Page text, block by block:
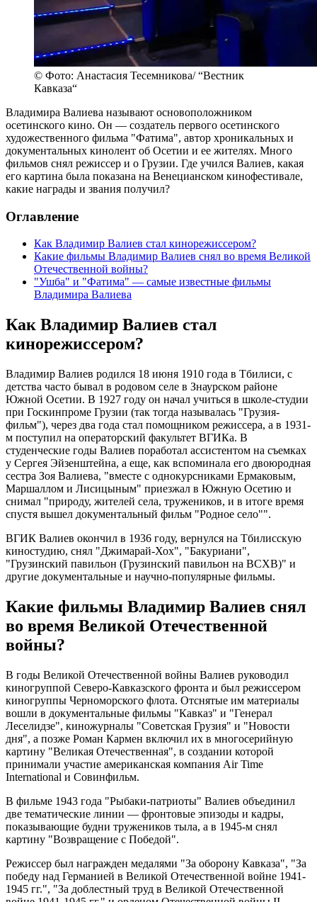
© Фото: Анастасия Тесемникова/ “Вестник
Кавказа“
Владимира Валиева называют основоположником
осетинского кино. Он — создатель первого осетинского
художественного фильма "Фатима", автор хроникальных и
документальных кинолент об Осетии и ее жителях. Много
фильмов снял режиссер и о Грузии. Где учился Валиев, какая
его картина была показана на Венецианском кинофестивале,
какие награды и звания получил?
Оглавление
Как Владимир Валиев стал кинорежиссером?
Какие фильмы Владимир Валиев снял во время Великой
Отечественной войны?
"Ушба" и "Фатима" — самые известные фильмы
Владимира Валиева
Как Владимир Валиев стал
кинорежиссером?
Владимир Валиев родился 18 июня 1910 года в Тбилиси, с
детства часто бывал в родовом селе в Знаурском районе
Южной Осетии. В 1927 году он начал учиться в школе-студии
при Госкинпроме Грузии (так тогда называлась "Грузия-
фильм"), через два года стал помощником режиссера, а в 1931-
м поступил на операторский факультет ВГИКа. В
студенческие годы Валиев поработал ассистентом на съемках
у Сергея Эйзенштейна, а еще, как вспоминала его двоюродная
сестра Зоя Валиева, "вместе с однокурсниками Ермаковым,
Маршаллом и Лисицыным" приезжал в Южную Осетию и
снимал "природу, жителей села, тружеников, и в итоге время
спустя вышел документальный фильм "Родное село"".
ВГИК Валиев окончил в 1936 году, вернулся на Тбилисскую
киностудию, снял "Джимарай-Хох", "Бакуриани",
"Грузинский павильон (Грузинский павильон на ВСХВ)" и
другие документальные и научно-популярные фильмы.
Какие фильмы Владимир Валиев снял
во время Великой Отечественной
войны?
В годы Великой Отечественной войны Валиев руководил
киногруппой Северо-Кавказского фронта и был режиссером
киногруппы Черноморского флота. Отснятые им материалы
вошли в документальные фильмы "Кавказ" и "Генерал
Леселидзе", киножурналы "Советская Грузия" и "Новости
дня", а позже Роман Кармен включил их в многосерийную
картину "Великая Отечественная", в создании которой
принимали участие американская компания Air Time
International и Совинфильм.
В фильме 1943 года "Рыбаки-патриоты" Валиев объединил
две тематические линии — фронтовые эпизоды и кадры,
показывающие будни тружеников тыла, а в 1945-м снял
картину "Возвращение с Победой".
Режиссер был награжден медалями "За оборону Кавказа", "За
победу над Германией в Великой Отечественной войне 1941-
1945 гг.", "За доблестный труд в Великой Отечественной